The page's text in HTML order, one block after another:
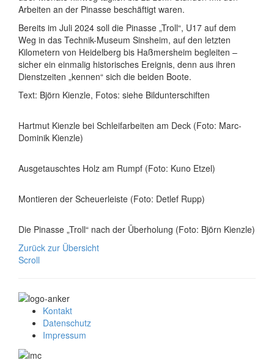
Arbeiten an der Pinasse beschäftigt waren.
Bereits im Juli 2024 soll die Pinasse „Troll“, U17 auf dem
Weg in das Technik-Museum Sinsheim, auf den letzten
Kilometern von Heidelberg bis Haßmersheim begleiten –
sicher ein einmalig historisches Ereignis, denn aus ihren
Dienstzeiten „kennen“ sich die beiden Boote.
Text: Björn Kienzle, Fotos: siehe Bildunterschiften
Hartmut Kienzle bei Schleifarbeiten am Deck (Foto: Marc-
Dominik Kienzle)
Ausgetauschtes Holz am Rumpf (Foto: Kuno Etzel)
Montieren der Scheuerleiste (Foto: Detlef Rupp)
Die Pinasse „Troll“ nach der Überholung (Foto: Björn Kienzle)
Zurück zur Übersicht
Scroll
Kontakt
Datenschutz
Impressum